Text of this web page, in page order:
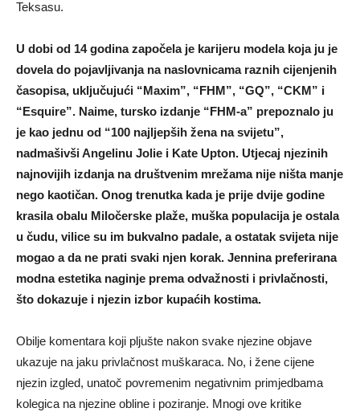
Teksasu.
U dobi od 14 godina započela je karijeru modela koja ju je
dovela do pojavljivanja na naslovnicama raznih cijenjenih
časopisa, uključujući “Maxim”, “FHM”, “GQ”, “CKM” i
“Esquire”. Naime, tursko izdanje “FHM-a” prepoznalo ju
je kao jednu od “100 najljepših žena na svijetu”,
nadmašivši Angelinu Jolie i Kate Upton. Utjecaj njezinih
najnovijih izdanja na društvenim mrežama nije ništa manje
nego kaotičan. Onog trenutka kada je prije dvije godine
krasila obalu Miločerske plaže, muška populacija je ostala
u čudu, vilice su im bukvalno padale, a ostatak svijeta nije
mogao a da ne prati svaki njen korak. Jennina preferirana
modna estetika naginje prema odvažnosti i privlačnosti,
što dokazuje i njezin izbor kupaćih kostima.
Obilje komentara koji pljušte nakon svake njezine objave
ukazuje na jaku privlačnost muškaraca. No, i žene cijene
njezin izgled, unatoč povremenim negativnim primjedbama
kolegica na njezine obline i poziranje. Mnogi ove kritike